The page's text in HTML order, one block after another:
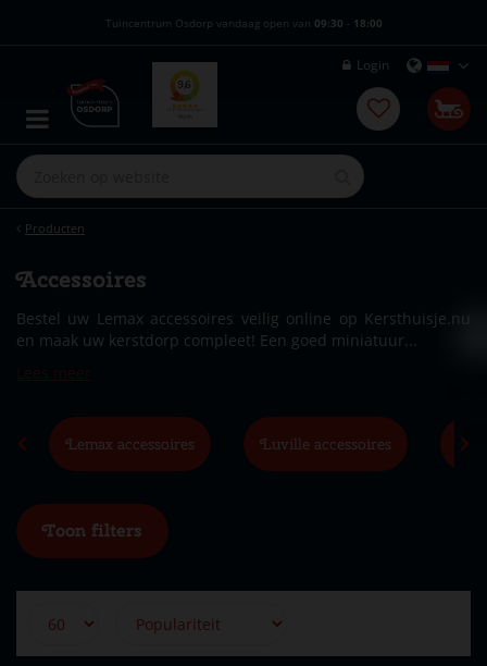
Producten
Tuincentrum Osdorp vandaag open van 09:30 - 18:00
Login
Accessoires
Bestel uw Lemax accessoires veilig online op Kersthuisje.nu
en maak uw kerstdorp compleet! Een goed miniatuur...
Lees meer
Lemax accessoires Luville accessoires My
Toon filters